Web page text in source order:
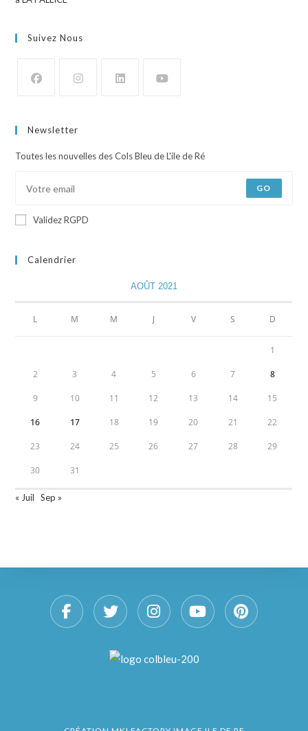
Suivez Nous
Newsletter
Toutes les nouvelles des Cols Bleu de L'ile de Ré
GO
Validez RGPD
Calendrier
AOÛT 2021
L M M J V S D
1
2 3 4 5 6 7 8
9 10 11 12 13 14 15
16 17 18 19 20 21 22
23 24 25 26 27 28 29
30 31
« Juil Sep »